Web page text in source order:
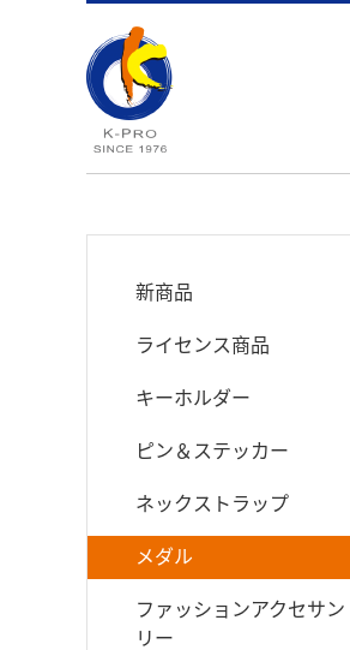
新商品
ライセンス商品
キーホルダー
ピン＆ステッカー
ネックストラップ
メダル
ファッションアクセサン
リー